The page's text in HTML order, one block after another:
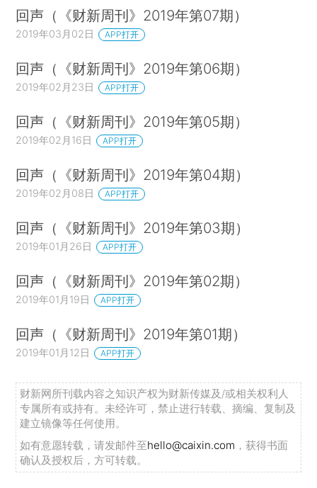
回声（《财新周刊》2019年第07期）
2019年03月02日 APP打开
回声（《财新周刊》2019年第06期）
2019年02月23日 APP打开
回声（《财新周刊》2019年第05期）
2019年02月16日 APP打开
回声（《财新周刊》2019年第04期）
2019年02月08日 APP打开
回声（《财新周刊》2019年第03期）
2019年01月26日 APP打开
回声（《财新周刊》2019年第02期）
2019年01月19日 APP打开
回声（《财新周刊》2019年第01期）
2019年01月12日 APP打开
财新网所刊载内容之知识产权为财新传媒及/或相关权利人
专属所有或持有。未经许可，禁止进行转载、摘编、复制及
建立镜像等任何使用。
如有意愿转载，请发邮件至hello@caixin.com ，获得书面
确认及授权后，方可转载。